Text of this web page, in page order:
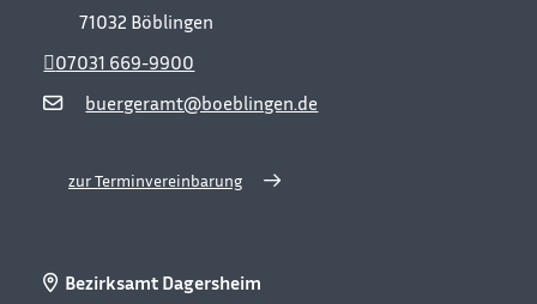
71032 Böblingen
buergeramt@boeblingen.de
07031 669-9900
zur Terminvereinbarung
Bezirksamt Dagersheim